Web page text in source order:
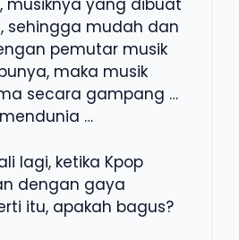
musiknya yang dibuat
sehingga mudah dan
pemutar musik
maka musik
secara gampang …
…
lagi, ketika Kpop
dengan gaya
itu, apakah bagus?